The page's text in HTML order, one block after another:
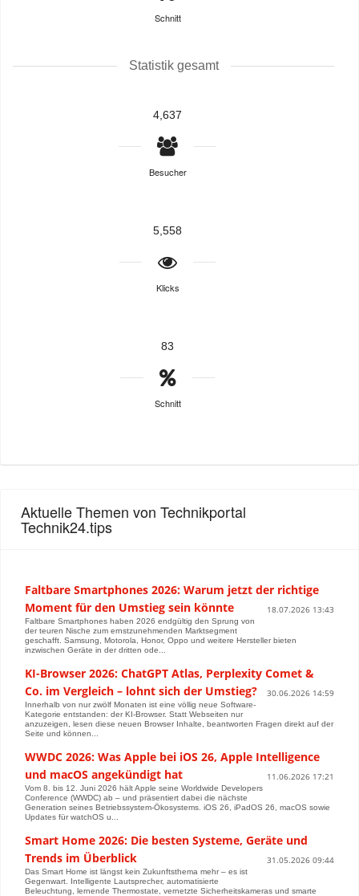
Schnitt
Statistik gesamt
4,637
Besucher
5,558
Klicks
83
Schnitt
Aktuelle Themen von Technikportal
Technik24.tips
Faltbare Smartphones 2026: Warum jetzt der richtige
Moment für den Umstieg sein könnte
18.07.2026 13:43
Faltbare Smartphones haben 2026 endgültig den Sprung von
der teuren Nische zum ernstzunehmenden Marktsegment
geschafft. Samsung, Motorola, Honor, Oppo und weitere Hersteller bieten
inzwischen Geräte in der dritten ode...
KI-Browser 2026: ChatGPT Atlas, Perplexity Comet &
Co. im Vergleich – lohnt sich der Umstieg?
30.06.2026 14:59
Innerhalb von nur zwölf Monaten ist eine völlig neue Software-
Kategorie entstanden: der KI-Browser. Statt Webseiten nur
anzuzeigen, lesen diese neuen Browser Inhalte, beantworten Fragen direkt auf der
Seite und können...
WWDC 2026: Was Apple bei iOS 26, Apple Intelligence
und macOS angekündigt hat
11.06.2026 17:21
Vom 8. bis 12. Juni 2026 hält Apple seine Worldwide Developers
Conference (WWDC) ab – und präsentiert dabei die nächste
Generation seines Betriebssystem-Ökosystems. iOS 26, iPadOS 26, macOS sowie
Updates für watchOS u...
Smart Home 2026: Die besten Systeme, Geräte und
Trends im Überblick
31.05.2026 09:44
Das Smart Home ist längst kein Zukunftsthema mehr – es ist
Gegenwart. Intelligente Lautsprecher, automatisierte
Beleuchtung, lernende Thermostate, vernetzte Sicherheitskameras und smarte